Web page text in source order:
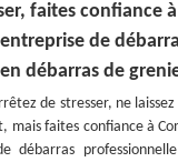
faites confiance
de
débarras de
de stresser, ne
mais faites confiance à
débarras